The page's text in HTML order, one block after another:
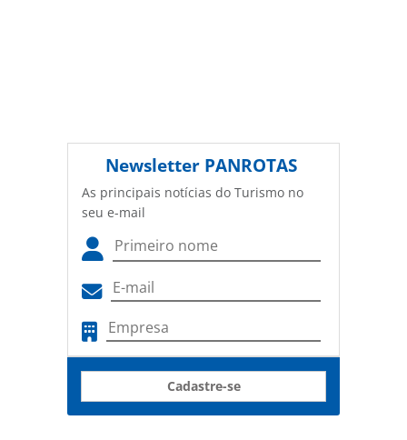
Newsletter PANROTAS
As principais notícias do Turismo no
seu e-mail
Cadastre-se